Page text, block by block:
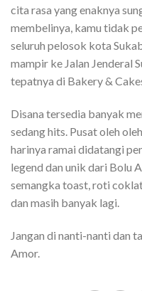
cita rasa yang enaknya
membelinya, kamu tidak
seluruh pelosok kota
mampir ke Jalan Jenderal
tepatnya di Bakery &
Disana tersedia banyak
sedang hits. Pusat oleh
harinya ramai didatangi
legend dan unik dari Bolu
semangka toast, roti
dan masih banyak lagi.
Jangan di nanti-nanti dan
Amor.